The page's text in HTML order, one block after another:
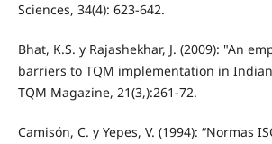
Sciences, 34(4): 623-642.
Bhat, K.S. y Rajashekhar, J. (2009): "An
barriers to TQM implementation in
TQM Magazine, 21(3,):261-72.
Camisón, C. y Yepes, V. (1994): “Normas